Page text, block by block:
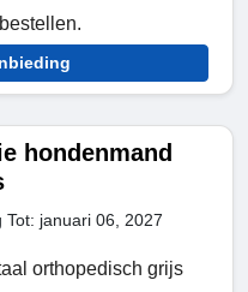
hondenmand
Tot: januari 06, 2027
orthopedisch grijs